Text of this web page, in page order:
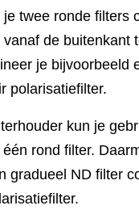
twee ronde filters
de buitenkant
je bijvoorbeeld
polarisatiefilter.
kun je
rond filter.
gradueel ND filter